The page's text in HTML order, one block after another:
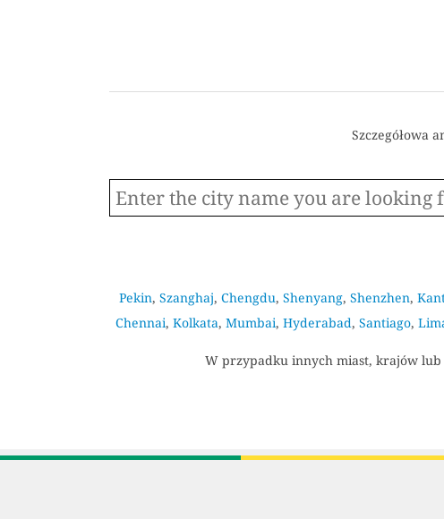
Szczegółowa
Pekin, Szanghaj, Chengdu, Shenyang, Shenzhen,
Chennai, Kolkata, Mumbai, Hyderabad, Santiago,
W przypadku innych miast, krajów lub